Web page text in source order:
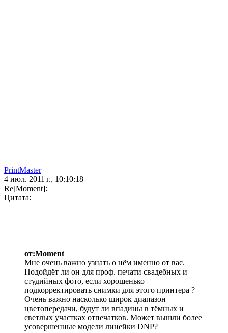
PrintMaster
4 июл. 2011 г., 10:10:18
Re[Moment]:
Цитата:
от:Moment
Мне очень важно узнать о нём именно от вас.
Подойдёт ли он для проф. печати свадебных и
студийных фото, если хорошенько
подкорректировать снимки для этого принтера ?
Очень важно насколько широк диапазон
цветопередачи, будут ли впадины в тёмных и
светлых участках отпечатков. Может вышли более
усовершенные модели линейки DNP?